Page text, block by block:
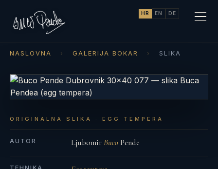
HR EN DE
NASLOVNA › GALERIJA BOKAR › SLIKA
ORIGINALNA SLIKA · EGG TEMPERA
AUTOR LjubomirBucoPende